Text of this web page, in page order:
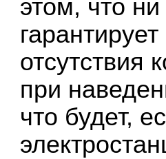
этом, что
отсутствия
при
что будет,